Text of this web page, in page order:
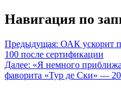
Навигация по
Предыдущая: ОАК ускорит
100 после сертификации
Далее: «Я немного
фаворита «Тур де Ски» —